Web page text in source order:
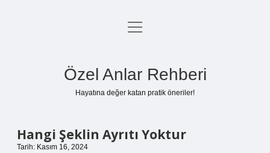
Anasayfa
menüyü
Özel Anlar Rehberi
Hayatına değer katan pratik öneriler!
Hangi Şeklin Ayrıtı Yoktur
Tarih: Kasım 16, 2024